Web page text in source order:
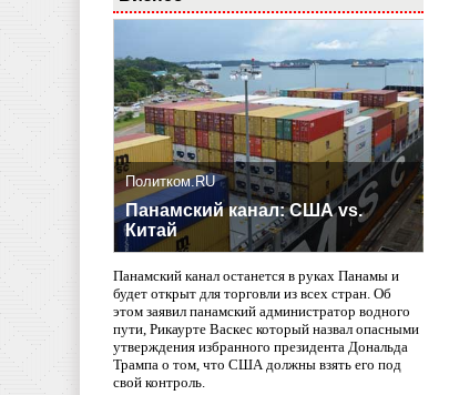
Политком.RU
Панамский канал: США vs.
Китай
Панамский канал останется в руках Панамы и
будет открыт для торговли из всех стран. Об
этом заявил панамский администратор водного
пути, Рикаурте Васкес который назвал опасными
утверждения избранного президента Дональда
Трампа о том, что США должны взять его под
свой контроль.